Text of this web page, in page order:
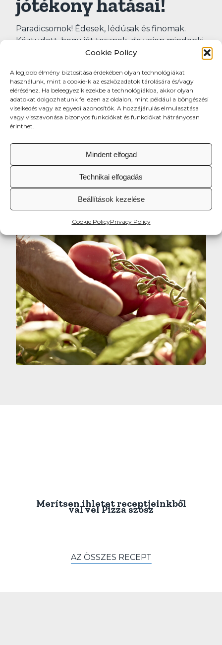
Cookie Policy
A legjobb élmény biztosítása érdekében olyan technológiákat
használunk, mint a cookie-k az eszközadatok tárolására és/vagy
eléréséhez. Ha beleegyezik ezekbe a technológiákba, akkor olyan
adatokat dolgozhatunk fel ezen az oldalon, mint például a böngészési
viselkedés vagy az egyedi azonosítók. A hozzájárulás elmulasztása
vagy visszavonása bizonyos funkciókat és funkciókat hátrányosan
érinthet.
Mindent elfogad
Technikai elfogadás
Beállítások kezelése
Cookie PolicyPrivacy Policy
jótékony hatásai!
Paradicsomok! Édesek, lédúsak és finomak.
Köztudott, hogy jót tesznek, de vajon mindenki
tudja, hogy a paradicsom miért olyan
De nézzük, mitől is lesz a paradicsom kiválóan
egészséges választás. Egy adag piros, érett,
nyers paradicsom (egy csésze vagy 150 gramm)
jó A-, C-, K-vitamin-, folsav- és káliumforrás. A
módon alacsony.
Merítsen ihletet receptjeinkből
val velPizza szósz
AZ ÖSSZES RECEPT